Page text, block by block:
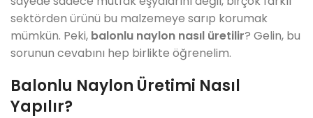
sektörden ürünü bu malzemeye sarıp korumak
mümkün. Peki, balonlu naylon nasıl üretilir? Gelin, bu
sorunun cevabını hep birlikte öğrenelim.
Balonlu Naylon Üretimi Nasıl
Yapılır?